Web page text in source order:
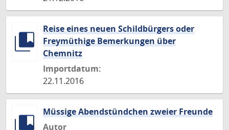
Reise eines neuen Schildbürgers oder
Freymüthige Bemerkungen über
Chemnitz
Importdatum:
22.11.2016
Müssige Abendstündchen zweier Freunde
Autor